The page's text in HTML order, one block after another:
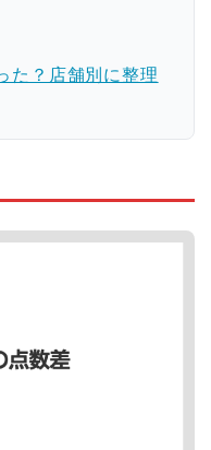
た？店舗別に整理